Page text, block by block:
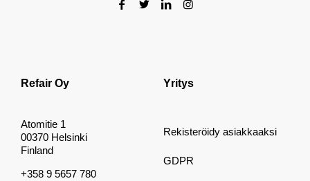
Refair Oy
Atomitie 1
00370 Helsinki
Finland
+358 9 5657 780
Yritys
Rekisteröidy asiakkaaksi
GDPR